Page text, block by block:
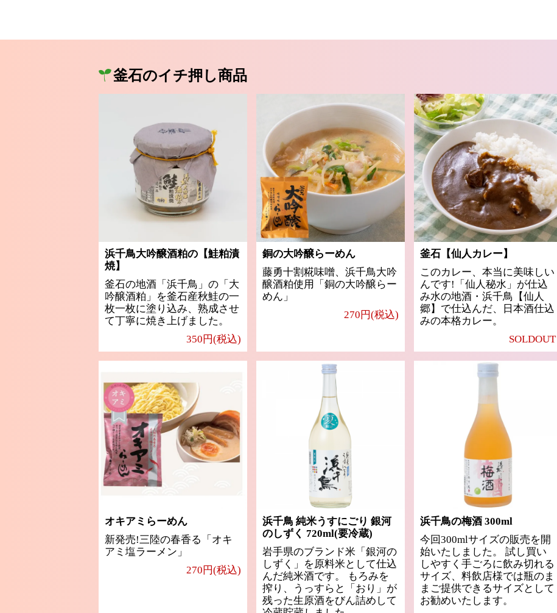
釜石のイチ押し商品
浜千鳥大吟醸酒粕の【鮭粕漬
焼】
釜石の地酒「浜千鳥」の「大
吟醸酒粕」を釜石産秋鮭の一
枚一枚に塗り込み、熟成させ
て丁寧に焼き上げました。
350円(税込)
銅の大吟醸らーめん
藤勇十割糀味噌、浜千鳥大吟
醸酒粕使用「銅の大吟醸らー
めん」
270円(税込)
釜石【仙人カレー】
このカレー、本当に美味しい
んです!「仙人秘水」が仕込
み水の地酒・浜千鳥【仙人
郷】で仕込んだ、日本酒仕込
みの本格カレー。
SOLDOUT
オキアミらーめん
新発売!三陸の春香る「オキ
アミ塩ラーメン」
270円(税込)
浜千鳥 純米うすにごり 銀河
のしずく 720ml(要冷蔵)
岩手県のブランド米「銀河の
しずく」を原料米として仕込
んだ純米酒です。 もろみを
搾り、うっすらと「おり」が
残った生原酒をびん詰めして
浜千鳥の梅酒 300ml
今回300mlサイズの販売を開
始いたしました。 試し買い
しやすく手ごろに飲み切れる
サイズ、料飲店様では瓶のま
まご提供できるサイズとして
お勧めいたします。